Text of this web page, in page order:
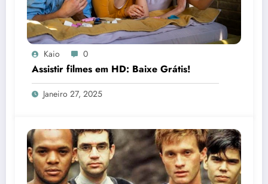
Kaio 0
Assistir filmes em HD: Baixe Grátis!
Janeiro 27, 2025